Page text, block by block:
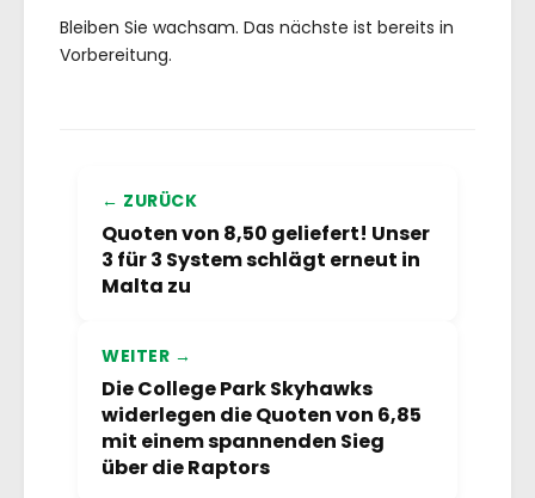
Bleiben Sie wachsam. Das nächste ist bereits in
Vorbereitung.
← ZURÜCK
Quoten von 8,50 geliefert! Unser
3 für 3 System schlägt erneut in
Malta zu
WEITER →
Die College Park Skyhawks
widerlegen die Quoten von 6,85
mit einem spannenden Sieg
über die Raptors